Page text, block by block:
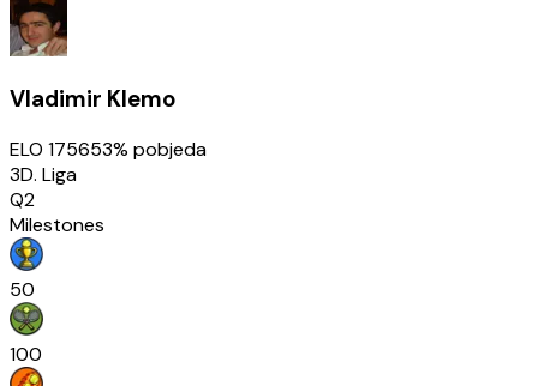
Vladimir Klemo
ELO 175653% pobjeda
3D. Liga
Q2
Milestones
50
100